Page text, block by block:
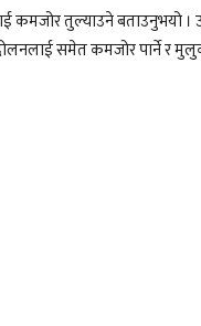
कमजोर तुल्याउने बताउनुभयो ।
समेत कमजोर पार्ने र